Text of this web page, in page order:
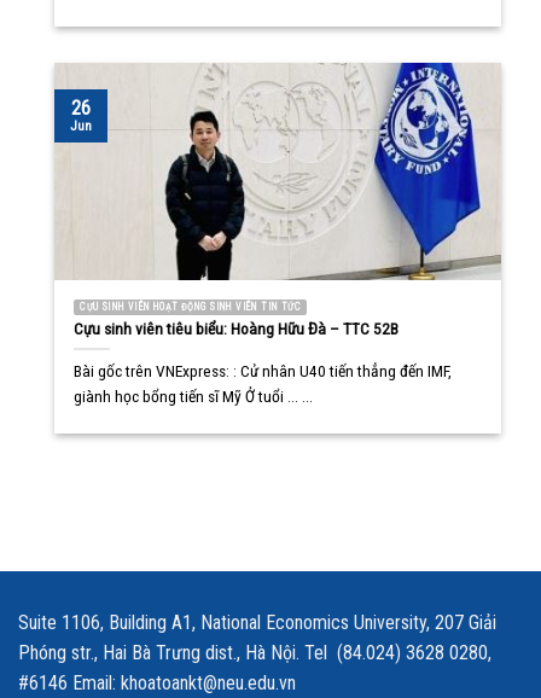
CỰU SINH VIÊN HOẠT ĐỘNG SINH VIÊN TIN TỨC
Cựu sinh viên tiêu biểu: Hoàng Hữu Đà – TTC 52B
Bài gốc trên VNExpress: : Cử nhân U40 tiến thẳng đến IMF,
giành học bổng tiến sĩ Mỹ Ở tuổi ... ...
26
Jun
Suite 1106, Building A1, National Economics University, 207 Giải
Phóng str., Hai Bà Trưng dist., Hà Nội. Tel (84.024) 3628 0280,
#6146 Email: khoatoankt@neu.edu.vn